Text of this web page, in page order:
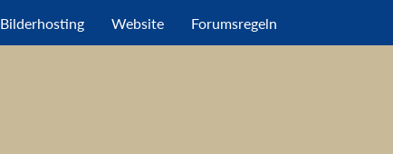
Bilderhosting Website Forumsregeln